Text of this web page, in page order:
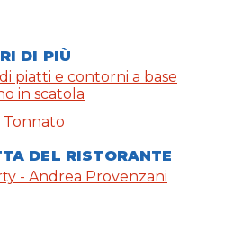
DI PIÙ
piatti e contorni a base
in scatola
DEL RISTORANTE
- Andrea Provenzani